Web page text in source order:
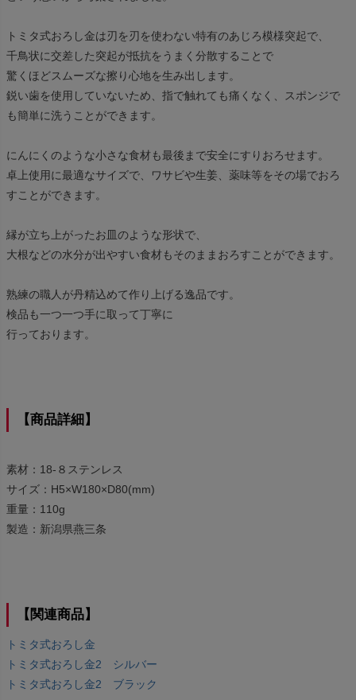
トミタ式おろし金は刃を刃を使わない特有のあじろ模様突起で、
千鳥状に交差した突起が抵抗をうまく分散することで
驚くほどスムーズな擦り心地を生み出します。
鋭い歯を使用していないため、指で触れても痛くなく、スポンジで
も簡単に洗うことができます。
にんにくのような小さな食材も最後まで安全にすりおろせます。
卓上使用に最適なサイズで、ワサビや生姜、薬味等をその場でおろ
すことができます。
縁が立ち上がったお皿のような形状で、
大根などの水分が出やすい食材もそのままおろすことができます。
熟練の職人が丹精込めて作り上げる逸品です。
検品も一つ一つ手に取って丁寧に
行っております。
【商品詳細】
素材：18-８ステンレス
サイズ：H5×W180×D80(mm)
重量：110g
製造：新潟県燕三条
【関連商品】
トミタ式おろし金
トミタ式おろし金2 シルバー
トミタ式おろし金2 ブラック